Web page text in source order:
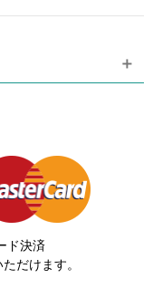
ド決済
だけます。